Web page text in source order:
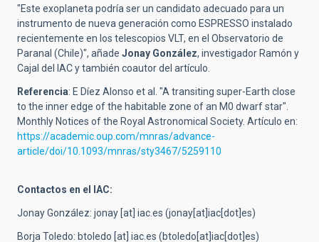
"Este exoplaneta podría ser un candidato adecuado para un
instrumento de nueva generación como ESPRESSO instalado
recientemente en los telescopios VLT, en el Observatorio de
Paranal (Chile)", añade Jonay González, investigador Ramón y
Cajal del IAC y también coautor del artículo.
Referencia: E Díez Alonso et al. "A transiting super-Earth close
to the inner edge of the habitable zone of an M0 dwarf star".
Monthly Notices of the Royal Astronomical Society. Artículo en:
https://academic.oup.com/mnras/advance-
article/doi/10.1093/mnras/sty3467/5259110
Contactos en el IAC:
Jonay González: jonay [at] iac.es (jonay[at]iac[dot]es)
Borja Toledo: btoledo [at] iac.es (btoledo[at]iac[dot]es)